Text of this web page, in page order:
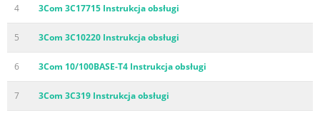
4 3Com 3C17715 Instrukcja obsługi
5 3Com 3C10220 Instrukcja obsługi
6 3Com 10/100BASE-T4 Instrukcja obsługi
7 3Com 3C319 Instrukcja obsługi